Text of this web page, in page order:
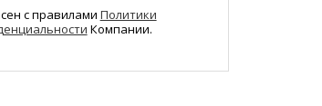
c правилами Политики
Компании.